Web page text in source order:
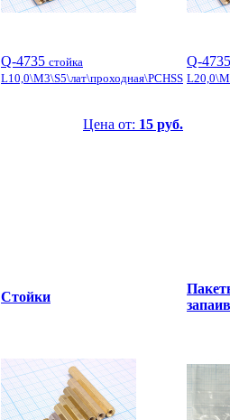
Q-4735 стойка
L10,0\М3\S5\лат\проходная\PCHSS
Цена от: 15 руб.
Q-
Стойки